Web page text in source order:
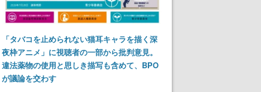
「タバコを止められない猫耳キャラを描く深
夜枠アニメ」に視聴者の一部から批判意見。
違法薬物の使用と思しき描写も含めて、BPO
が議論を交わす